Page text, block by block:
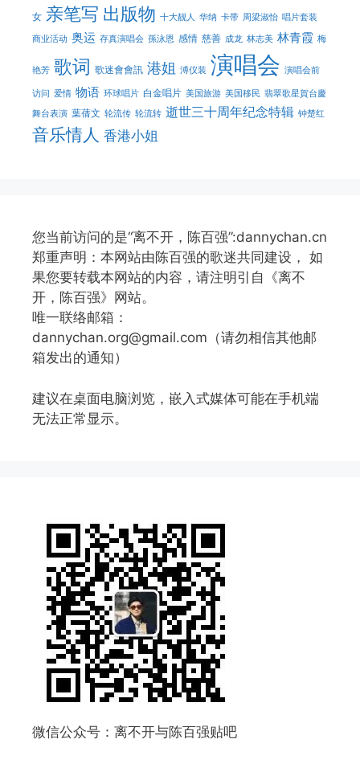
女 亲笔写 出版物 十大靓人 华纳 卡带 周梁淑怡 唱片套装
商业活动 奥运 存真演唱会 孫泳恩 感情 慈善 成龙 林志美 林青霞 梅
艳芳 歌词 歌迷會會訊 港姐 溥仪装 演唱会 演唱会前
访问 爱情 物语 环球唱片 白金唱片 美国旅游 美国移民 翡翠歌星賀台慶
舞台表演 葉蒨文 轮流传 轮流转 逝世三十周年纪念特辑 钟楚红
音乐情人 香港小姐
您当前访问的是“离不开，陈百强”:dannychan.cn
郑重声明：本网站由陈百强的歌迷共同建设， 如
果您要转载本网站的内容，请注明引自《离不
开，陈百强》网站。
唯一联络邮箱：
dannychan.org@gmail.com（请勿相信其他邮
箱发出的通知）
建议在桌面电脑浏览，嵌入式媒体可能在手机端
无法正常显示。
微信公众号：离不开与陈百强贴吧